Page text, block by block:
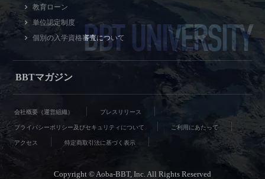
教育ローン
単位認定制度
個別の入学資格審査について
BBTマガジン
BBT UNIVERSITY
会社概要（運営組織） プレスリリース
プライバシーポリシー及びセキュリティについて ご利用にあたって
アクセス 特定商取引法に基づく表示
Copyright © Aoba-BBT, Inc. All Rights Reserved